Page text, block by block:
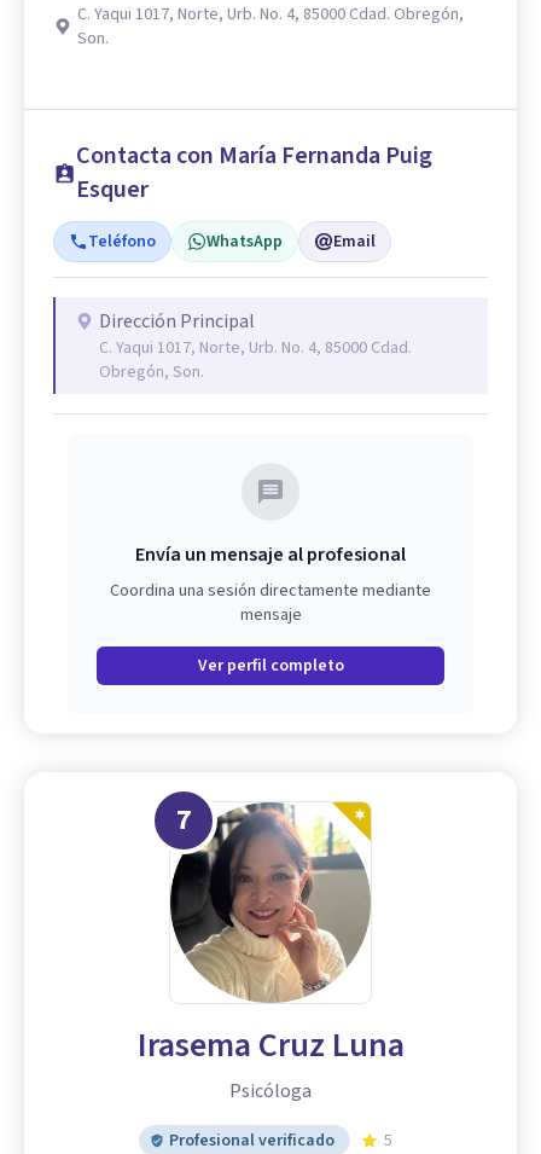
C. Yaqui 1017, Norte, Urb. No. 4, 85000 Cdad. Obregón,
Son.
Contacta con María Fernanda Puig
Esquer
Teléfono WhatsApp Email
Dirección Principal
C. Yaqui 1017, Norte, Urb. No. 4, 85000 Cdad.
Obregón, Son.
Envía un mensaje al profesional
Coordina una sesión directamente mediante
mensaje
Ver perfil completo
7
Irasema Cruz Luna
Psicóloga
Profesional verificado
5